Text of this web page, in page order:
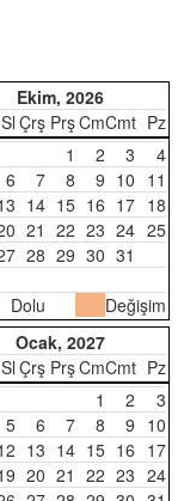
Ekim, 2026
Sl Çrş PrşCmCmt Pz
1
2 3
4
6 7 8 9 10 11
14 15 16 17 18
21 22 23 24 25
28 29 30 31
Dolu
Değişim
Ocak, 2027
Sl Çrş PrşCmCmt Pz
1
2
3
5 6 7 8 9 10
13 14 15 16 17
20 21 22 23 24